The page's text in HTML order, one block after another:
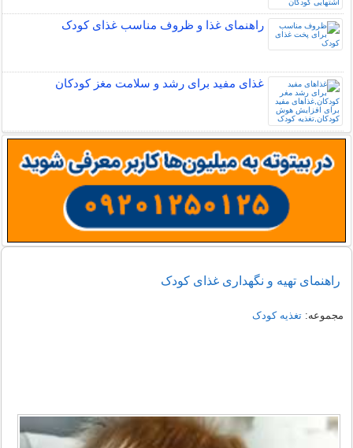
راهنمای غذا و ظروف مناسب غذای کودک
غذای مفید برای رشد و سلامت مغز کودکان
راهنمای تهیه و نگهداری غذای کودک
مجموعه:تغذیه کودک